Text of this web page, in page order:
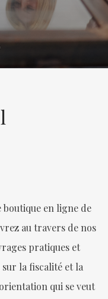
en ligne de
au travers de nos
pratiques et
sur la fiscalité et la
qui se veut